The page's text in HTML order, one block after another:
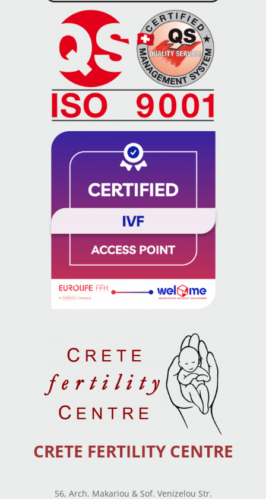
CRETE FERTILITY CENTRE
56, Arch. Makariou & Sof. Venizelou Str.